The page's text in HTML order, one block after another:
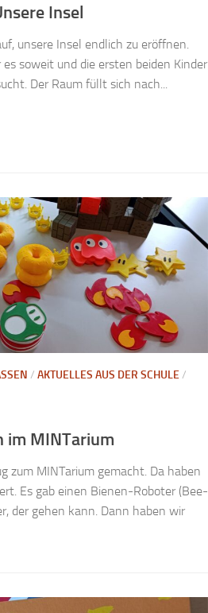
Insel
unsere Insel endlich zu eröffnen.
soweit und die ersten beiden Kinder
Der Raum füllt sich nach...
/ AKTUELLES AUS DER SCHULE/
im MINTarium
zum MINTarium gemacht. Da haben
Es gab einen Bienen-Roboter (Bee-
der gehen kann. Dann haben wir